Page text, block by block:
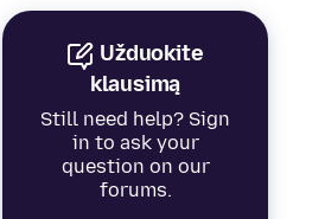
Užduokite
klausimą
Still need help? Sign
in to ask your
question on our
forums.